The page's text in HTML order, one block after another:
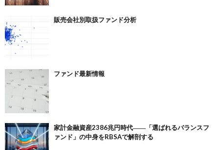
販売会社別取扱ファンド分析
ファンド最新情報
家計金融資産2386兆円時代――「選ばれるバランスフ
ァンド」の中身をRBSAで解剖する